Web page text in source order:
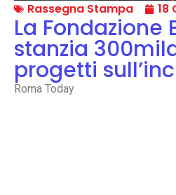
Rassegna Stampa 18
La Fondazione
stanzia
progetti
Roma Today